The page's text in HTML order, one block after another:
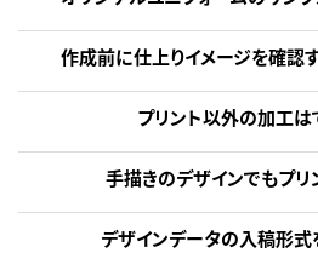
作成前に仕上りイメージを確認
プリント以外の加工は
手描きのデザインでもプリ
デザインデータの入稿形式